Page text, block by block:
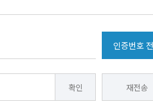
인증번호
확인 재전송